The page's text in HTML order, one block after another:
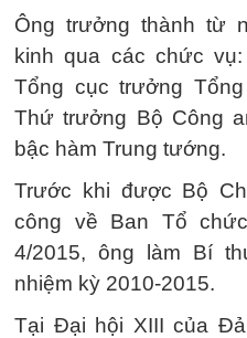
Ông trưởng thành từ
kinh qua các chức
Tổng cục trưởng
Thứ trưởng Bộ Công
bậc hàm Trung tướng.
Trước khi được Bộ
công về Ban Tổ
4/2015, ông làm Bí
nhiệm kỳ 2010-2015.
Tại Đại hội XIII của